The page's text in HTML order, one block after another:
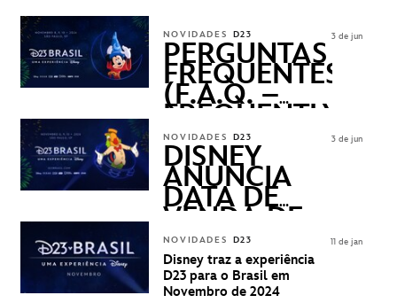
NOVIDADES D23
PERGUNTAS
FREQUENTES
(F.A.Q. –
FREQUENTLY
ASKED
QUESTIONS)
3 de jun
NOVIDADES D23
DISNEY
ANUNCIA
DATA DE
VENDA DE
INGRESSOS
PARA A D23
BRASIL -
3 de jun
NOVIDADES D23
Disney traz a experiência
D23 para o Brasil em
Novembro de 2024
11 de jan